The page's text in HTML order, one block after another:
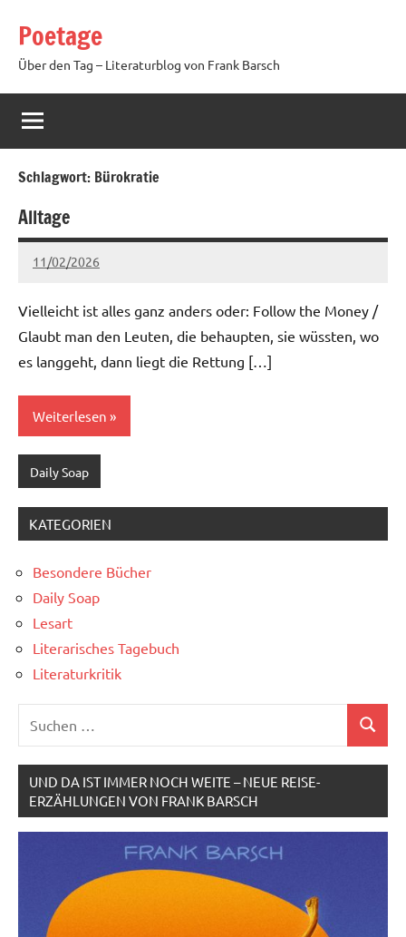
Inhalt
springen
Poetage
Über den Tag – Literaturblog von Frank Barsch
Schlagwort: Bürokratie
Alltage
11/02/2026
Ria
Keine
Vielleicht ist alles ganz anders oder: Follow the Money /
Glaubt man den Leuten, die behaupten, sie wüssten, wo
es langgeht, dann liegt die Rettung […]
Weiterlesen
Daily Soap
KATEGORIEN
Besondere Bücher
Daily Soap
Lesart
Literarisches Tagebuch
Literaturkritik
Suchen
UND DA IST IMMER NOCH WEITE – NEUE REISE-
ERZÄHLUNGEN VON FRANK BARSCH